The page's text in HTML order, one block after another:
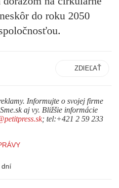
do roku 2050
ZDIEĽAŤ
Informujte o svojej firme
aj vy. Bližšie informácie
; tel:+421 2 59 233
dní